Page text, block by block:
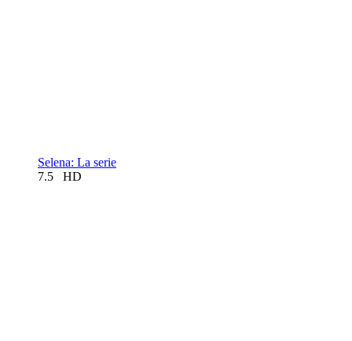
Selena: La serie
7.5
HD